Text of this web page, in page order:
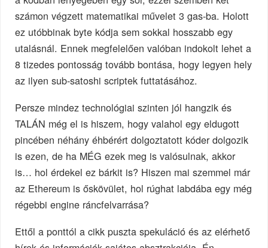
számon végzett matematikai művelet 3 gas-ba. Holott
ez utóbbinak byte kódja sem sokkal hosszabb egy
utalásnál. Ennek megfelelően valóban indokolt lehet a
8 tizedes pontosság tovább bontása, hogy legyen hely
az ilyen sub-satoshi scriptek futtatásához.
Persze mindez technológiai szinten jól hangzik és
TALÁN még el is hiszem, hogy valahol egy eldugott
pincében néhány éhbérért dolgoztatott kóder dolgozik
is ezen, de ha MÉG ezek meg is valósulnak, akkor
is… hol érdekel ez bárkit is? Hiszen mai szemmel már
az Ethereum is őskövület, hol rúghat labdába egy még
régebbi engine ráncfelvarrása?
Ettől a ponttól a cikk puszta spekuláció és az elérhető